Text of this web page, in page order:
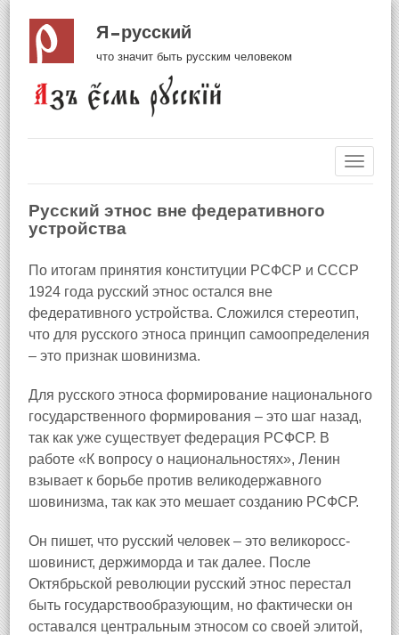
Я русский
что значит быть русским человеком
Русский этнос вне федеративного
устройства
По итогам принятия конституции РСФСР и СССР
1924 года русский этнос остался вне
федеративного устройства. Сложился стереотип,
что для русского этноса принцип самоопределения
– это признак шовинизма.
Для русского этноса формирование национального
государственного формирования – это шаг назад,
так как уже существует федерация РСФСР. В
работе «К вопросу о национальностях», Ленин
взывает к борьбе против великодержавного
шовинизма, так как это мешает созданию РСФСР.
Он пишет, что русский человек – это великоросс-
шовинист, держиморда и так далее. После
Октябрьской революции русский этнос перестал
быть государствообразующим, но фактически он
оставался центральным этносом со своей элитой,